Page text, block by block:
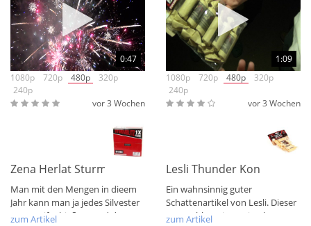
0:47
1080p
720p 480p
320p
240p
vor 3 Wochen
Zena Herlat Sturmblitz
Man mit den Mengen in dieem
Jahr kann man ja jedes Silvester
sturmreif schießen. Und der
zum Artikel
1:09
1080p
720p 480p
320p
240p
vor 3 Wochen
Lesli Thunder Kong Rattle
Ein wahnsinnig guter
Schattenartikel von Lesli. Dieser
war wohl nur im Action letztes
zum Artikel